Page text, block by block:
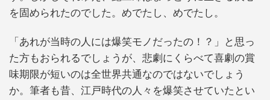
を固められたのでした。めでたし、めでたし。
「あれが当時の人には爆笑モノだったの！？」と思っ
た方もおられるでしょうが、悲劇にくらべて喜劇の賞
味期限が短いのは全世界共通なのではないでしょう
か。筆者も昔、江戸時代の人々を爆笑させていたとい